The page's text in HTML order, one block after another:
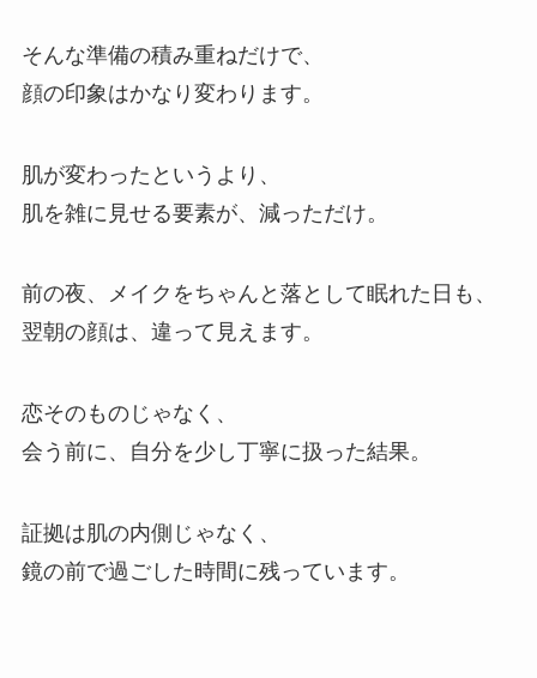
そんな準備の積み重ねだけで、
顔の印象はかなり変わります。
肌が変わったというより、
肌を雑に見せる要素が、減っただけ。
前の夜、メイクをちゃんと落として眠れた日も、
翌朝の顔は、違って見えます。
恋そのものじゃなく、
会う前に、自分を少し丁寧に扱った結果。
証拠は肌の内側じゃなく、
鏡の前で過ごした時間に残っています。